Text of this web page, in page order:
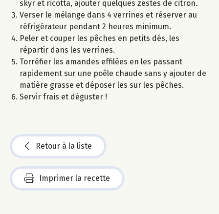
skyr et ricotta, ajouter quelques zestes de citron.
Verser le mélange dans 4 verrines et réserver au
réfrigérateur pendant 2 heures minimum.
Peler et couper les pêches en petits dés, les
répartir dans les verrines.
Torréfier les amandes effilées en les passant
rapidement sur une poêle chaude sans y ajouter de
matière grasse et déposer les sur les pêches.
Servir frais et déguster !
Retour à la liste
Imprimer la recette